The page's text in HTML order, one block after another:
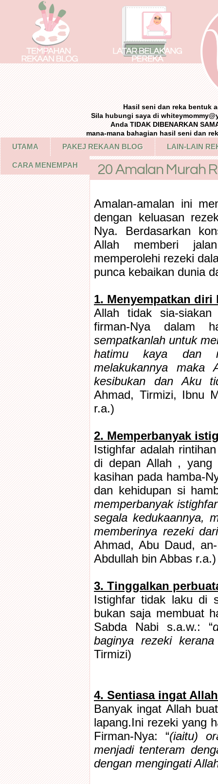
Hasil seni dan reka bentuk
Sila hubungi saya di
Anda TIDAK DIBENARKAN
mana-mana bahagian hasil seni dan
UTAMA PAKEJ REKAAN BLOG LAIN-LAIN
CARA MENEMPAH 20 Amalan Murah
Amalan-amalan ini
dengan keluasan
Nya. Berdasarkan
Allah memberi
memperolehi rezeki
punca kebaikan dunia
1. Menyempatkan diri
Allah tidak sia-siakan
firman-Nya dalam
sempatkanlah untuk
hatimu kaya dan
melakukannya maka
kesibukan dan Aku
Ahmad, Tirmizi, Ibnu
r.a.)
2. Memperbanyak
Istighfar adalah
di depan Allah , yang
kasihan pada hamba-
dan kehidupan si
memperbanyak
segala kedukaannya,
memberinya rezeki
Ahmad, Abu Daud,
Abdullah bin Abbas r.a.)
3. Tinggalkan
Istighfar tidak laku di
bukan saja membuat
Sabda Nabi s.a.w.: “
baginya rezeki
Tirmizi)
4. Sentiasa ingat Allah
Banyak ingat Allah
lapang.Ini rezeki yang
Firman-Nya: “(iaitu)
menjadi tenteram
dengan mengingati